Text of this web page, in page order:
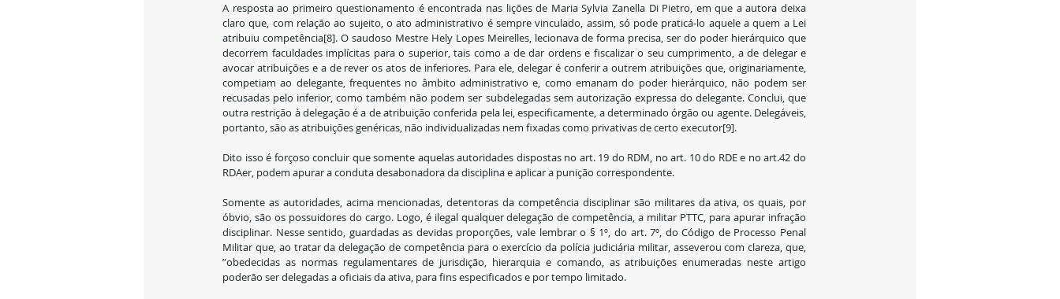
A resposta ao primeiro questionamento é encontrada nas lições de Maria Sylvia Zanella Di Pietro, em que a autora deixa
claro que, com relação ao sujeito, o ato administrativo é sempre vinculado, assim, só pode praticá-lo aquele a quem a Lei
atribuiu competência[8]. O saudoso Mestre Hely Lopes Meirelles, lecionava de forma precisa, ser do poder hierárquico que
decorrem faculdades implícitas para o superior, tais como a de dar ordens e fiscalizar o seu cumprimento, a de delegar e
avocar atribuições e a de rever os atos de inferiores. Para ele, delegar é conferir a outrem atribuições que, originariamente,
competiam ao delegante, frequentes no âmbito administrativo e, como emanam do poder hierárquico, não podem ser
recusadas pelo inferior, como também não podem ser subdelegadas sem autorização expressa do delegante. Conclui, que
outra restrição à delegação é a de atribuição conferida pela lei, especificamente, a determinado órgão ou agente. Delegáveis,
portanto, são as atribuições genéricas, não individualizadas nem fixadas como privativas de certo executor[9].
Dito isso é forçoso concluir que somente aquelas autoridades dispostas no art. 19 do RDM, no art. 10 do RDE e no art.42 do
RDAer, podem apurar a conduta desabonadora da disciplina e aplicar a punição correspondente.
Somente as autoridades, acima mencionadas, detentoras da competência disciplinar são militares da ativa, os quais, por
óbvio, são os possuidores do cargo. Logo, é ilegal qualquer delegação de competência, a militar PTTC, para apurar infração
disciplinar. Nesse sentido, guardadas as devidas proporções, vale lembrar o § 1º, do art. 7º, do Código de Processo Penal
Militar que, ao tratar da delegação de competência para o exercício da polícia judiciária militar, asseverou com clareza, que,
”obedecidas as normas regulamentares de jurisdição, hierarquia e comando, as atribuições enumeradas neste artigo
poderão ser delegadas a oficiais da ativa, para fins especificados e por tempo limitado.